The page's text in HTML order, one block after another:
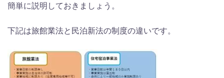
簡単に説明しておきましょう。
下記は旅館業法と民泊新法の制度の違いです。